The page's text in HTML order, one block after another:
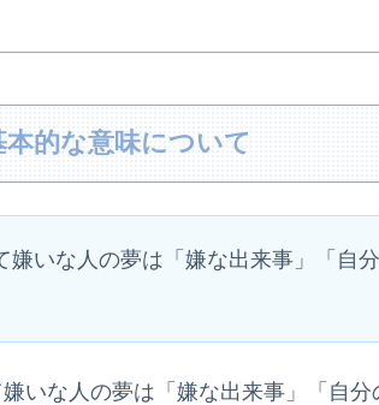
的な意味について
嫌いな人の夢は「嫌な出来事」「自
いな人の夢は「嫌な出来事」「自